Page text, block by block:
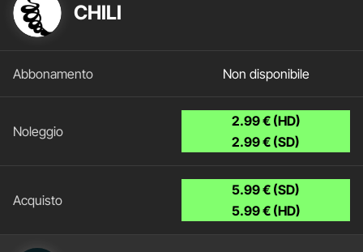
CHILI
Non disponibile
2.99 € (HD)
2.99 € (SD)
5.99 € (SD)
5.99 € (HD)